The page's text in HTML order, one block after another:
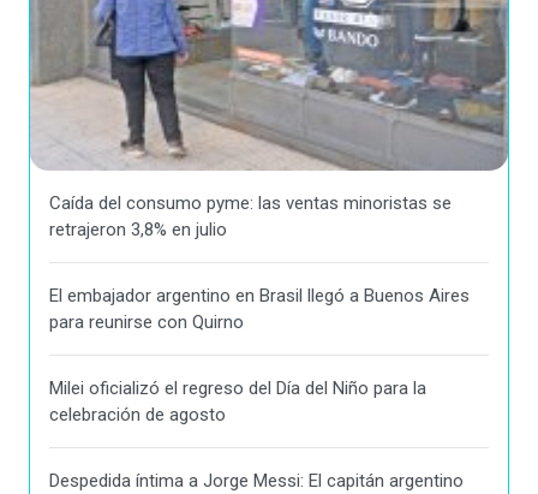
Caída del consumo pyme: las ventas minoristas se
retrajeron 3,8% en julio
El embajador argentino en Brasil llegó a Buenos Aires
para reunirse con Quirno
Milei oficializó el regreso del Día del Niño para la
celebración de agosto
Despedida íntima a Jorge Messi: El capitán argentino